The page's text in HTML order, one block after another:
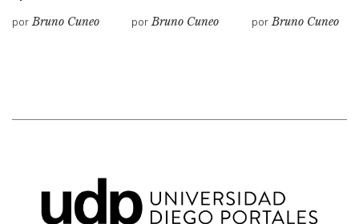
porBruno Cuneo
porBruno Cuneo
porBruno Cuneo